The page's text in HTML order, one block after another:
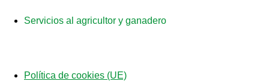
Servicios al agricultor y ganadero
Política de cookies (UE)